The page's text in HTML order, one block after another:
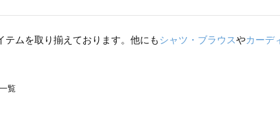
テムを取り揃えております。他にもシャツ・ブラウスやカーデ
覧